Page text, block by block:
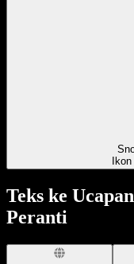
Teks ke
Peranti